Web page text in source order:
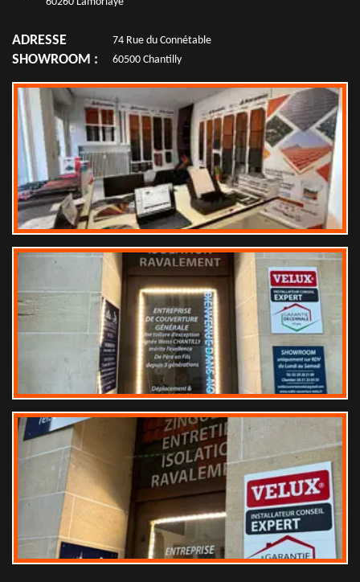
ADRESSE
SHOWROOM :
74 Rue du Connétable
60500 Chantilly